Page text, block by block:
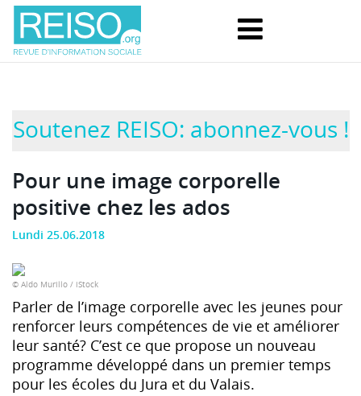
Soutenez REISO: abonnez-vous !
Pour une image corporelle
positive chez les ados
Lundi 25.06.2018
© Aldo Murillo / iStock
Parler de l’image corporelle avec les jeunes pour
renforcer leurs compétences de vie et améliorer
leur santé? C’est ce que propose un nouveau
programme développé dans un premier temps
pour les écoles du Jura et du Valais.